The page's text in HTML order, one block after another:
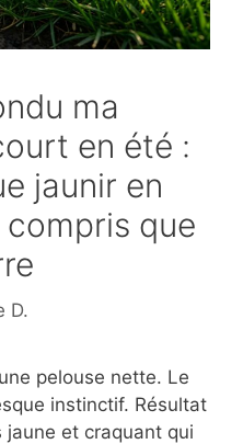
ma
en été :
jaunir en
compris que
D.
pelouse nette. Le
instinctif. Résultat
jaune et craquant qui